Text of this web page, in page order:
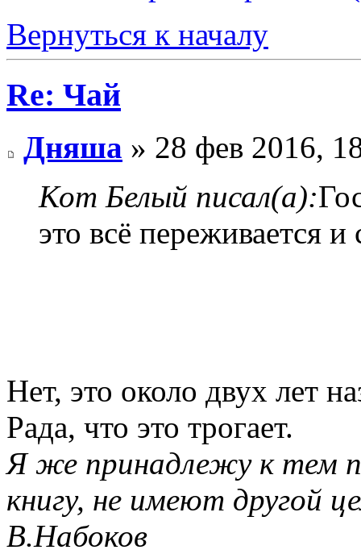
Вернуться к началу
Re: Чай
Дняша » 28 фев 2016,
Кот Белый писал(а):
это всё переживается и
Нет, это около двух лет
Рада, что это трогает.
Я же принадлежу к тем
книгу, не имеют другой
В.Набоков